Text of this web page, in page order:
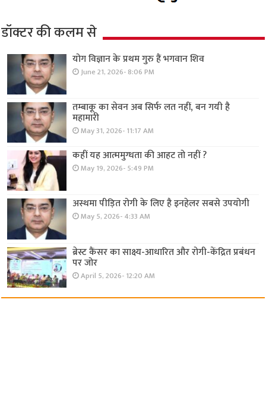
डॉक्टर की कलम से
योग विज्ञान के प्रथम गुरु हैं भगवान शिव
June 21, 2026- 8:06 PM
तम्बाकू का सेवन अब सिर्फ लत नहीं, बन गयी है
महामारी
May 31, 2026- 11:17 AM
कहीं यह आत्ममुग्धता की आहट तो नहीं ?
May 19, 2026- 5:49 PM
अस्थमा पीड़ित रोगी के लिए है इनहेलर सबसे उपयोगी
May 5, 2026- 4:33 AM
ब्रेस्ट कैंसर का साक्ष्य-आधारित और रोगी-केंद्रित प्रबंधन
पर जोर
April 5, 2026- 12:20 AM